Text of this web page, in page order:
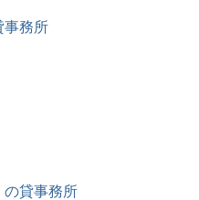
事務所
の貸事務所